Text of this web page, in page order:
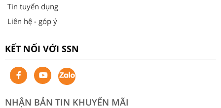
Tin tuyển dụng
Liên hệ - góp ý
KẾT NỐI VỚI SSN
NHẬN BẢN TIN KHUYẾN MÃI